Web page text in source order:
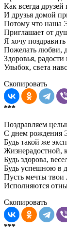
Как всегда друзей
И друзья домой
Потому что наша
Приглашает от
Я хочу
Пожелать любви,
Здоровья, радости
Улыбок, света
Скопировать
***
Поздравляем
С днем рождения
Будь такой же
Жизнерадостной,
Будь здорова,
Будь успешною в
Пусть мечты
Исполняются
Скопировать
***